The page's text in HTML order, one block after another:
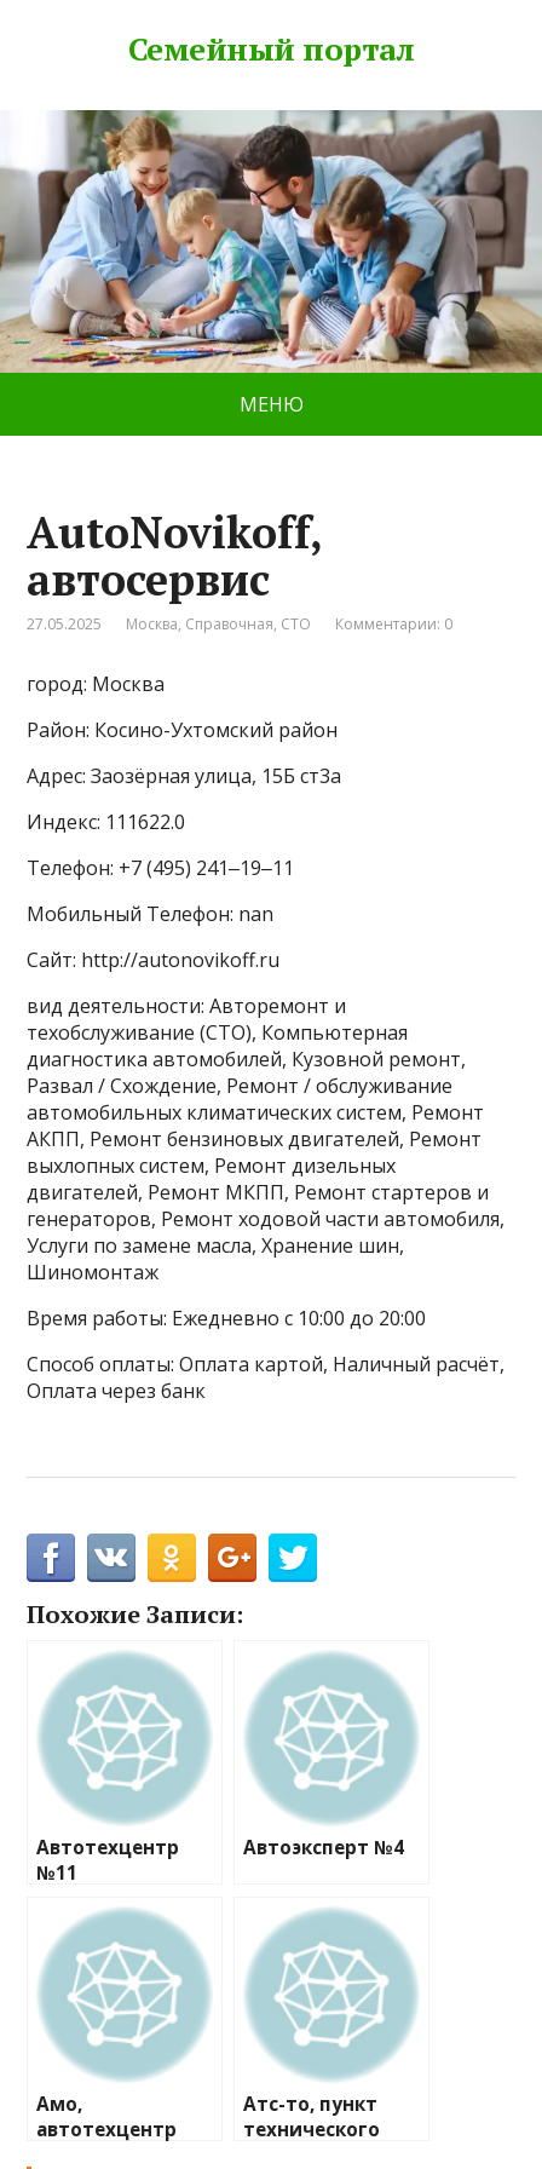
Семейный портал
МЕНЮ
AutoNovikoff,
автосервис
27.05.2025 Москва, Справочная, СТО Комментарии: 0
город: Москва
Район: Косино-Ухтомский район
Адрес: Заозёрная улица, 15Б ст3а
Индекс: 111622.0
Телефон: +7 (495) 241‒19‒11
Мобильный Телефон: nan
Сайт: http://autonovikoff.ru
вид деятельности: Авторемонт и
техобслуживание (СТО), Компьютерная
диагностика автомобилей, Кузовной ремонт,
Развал / Схождение, Ремонт / обслуживание
автомобильных климатических систем, Ремонт
АКПП, Ремонт бензиновых двигателей, Ремонт
выхлопных систем, Ремонт дизельных
двигателей, Ремонт МКПП, Ремонт стартеров и
генераторов, Ремонт ходовой части автомобиля,
Услуги по замене масла, Хранение шин,
Шиномонтаж
Время работы: Ежедневно с 10:00 до 20:00
Способ оплаты: Оплата картой, Наличный расчёт,
Оплата через банк
Похожие Записи:
Автотехцентр
№11
Автоэксперт №4
Амо,
автотехцентр
Атс-то, пункт
технического